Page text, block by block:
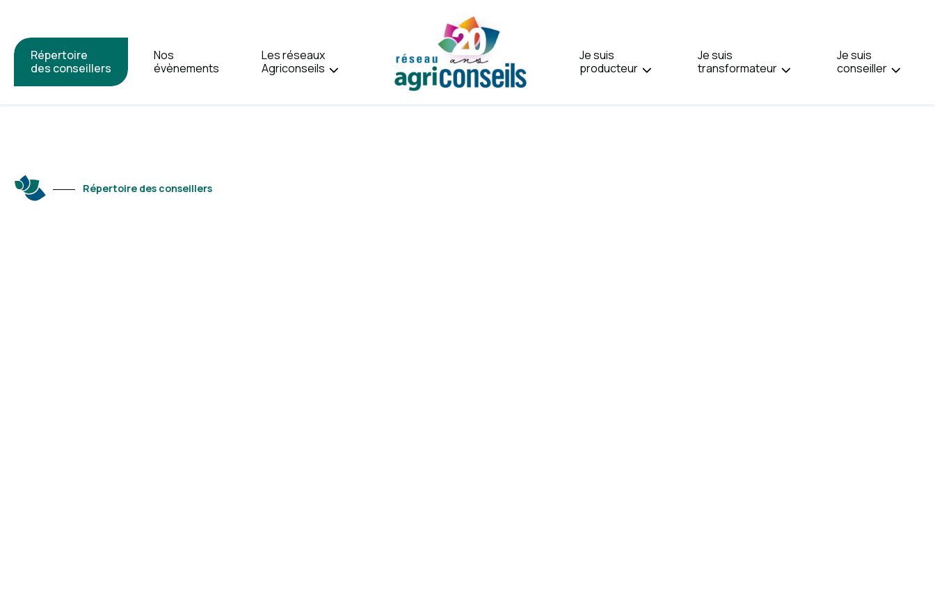
Répertoire
des conseillers
Nos
évènements
Les réseaux
Agriconseils
Je suis
producteur
Je suis
transformateur
Je suis
conseiller
ENGLISH.
Répertoire des conseillers